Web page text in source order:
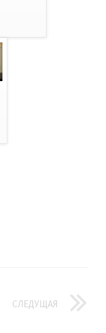
СЛЕДУЩАЯ